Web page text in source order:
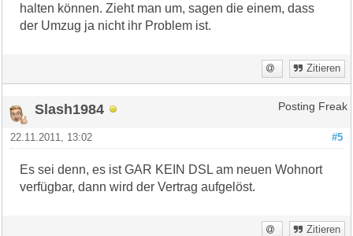
halten können. Zieht man um, sagen die einem, dass
der Umzug ja nicht ihr Problem ist.
Zitieren
Slash1984 Posting Freak
#5
22.11.2011, 13:02
Es sei denn, es ist GAR KEIN DSL am neuen Wohnort
verfügbar, dann wird der Vertrag aufgelöst.
Zitieren